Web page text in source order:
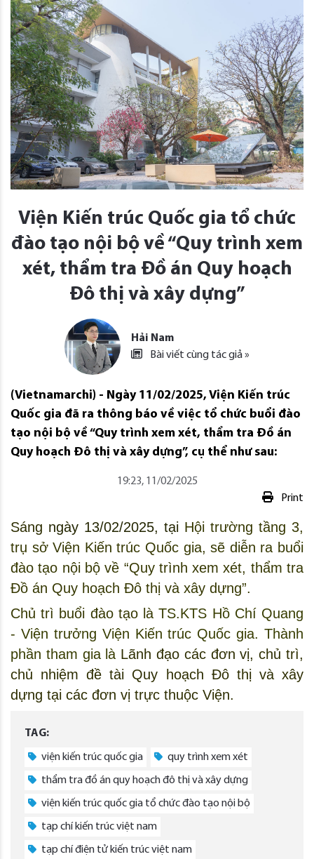
Viện Kiến trúc Quốc gia tổ chức
đào tạo nội bộ về “Quy trình xem
xét, thẩm tra Đồ án Quy hoạch
Đô thị và xây dựng”
Hải Nam
Bài viết cùng tác giả »
(Vietnamarchi) - Ngày 11/02/2025, Viện Kiến trúc
Quốc gia đã ra thông báo về việc tổ chức buổi đào
tạo nội bộ về “Quy trình xem xét, thẩm tra Đồ án
Quy hoạch Đô thị và xây dựng”, cụ thể như sau:
19:23, 11/02/2025
Print
Sáng ngày 13/02/2025, tại Hội trường tầng 3,
trụ sở Viện Kiến trúc Quốc gia, sẽ diễn ra buổi
đào tạo nội bộ về “Quy trình xem xét, thẩm tra
Đồ án Quy hoạch Đô thị và xây dựng”.
Chủ trì buổi đào tạo là TS.KTS Hồ Chí Quang
- Viện trưởng Viện Kiến trúc Quốc gia. Thành
phần tham gia là Lãnh đạo các đơn vị, chủ trì,
chủ nhiệm đề tài Quy hoạch Đô thị và xây
dựng tại các đơn vị trực thuộc Viện.
TAG:
viện kiến trúc quốc gia quy trình xem xét
thẩm tra đồ án quy hoạch đô thị và xây dựng
viện kiến trúc quốc gia tổ chức đào tạo nội bộ
tạp chí kiến trúc việt nam
tạp chí điện tử kiến trúc việt nam